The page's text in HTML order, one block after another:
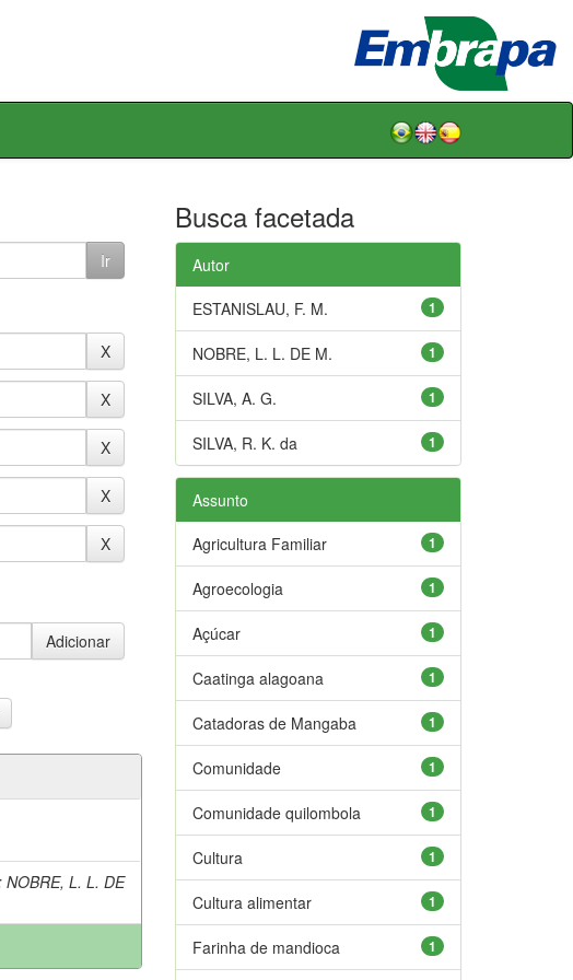
;NOBRE, L. L. DE
Busca facetada
Autor
1
ESTANISLAU, F. M.
1
NOBRE, L. L. DE M.
1
SILVA, A. G.
1
SILVA, R. K. da
Assunto
1
Agricultura Familiar
1
Agroecologia
1
Açúcar
1
Caatinga alagoana
1
Catadoras de Mangaba
1
Comunidade
1
Comunidade quilombola
1
Cultura
1
Cultura alimentar
1
Farinha de mandioca